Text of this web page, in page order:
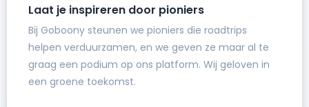
Laat je inspireren door pioniers
Bij Goboony steunen we pioniers die roadtrips
helpen verduurzamen, en we geven ze maar al te
graag een podium op ons platform. Wij geloven in
een groene toekomst.